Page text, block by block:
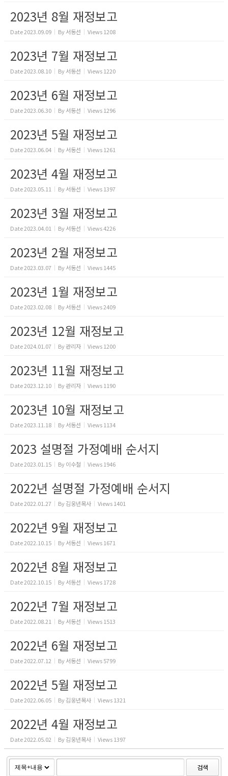
2023년 8월 재정보고
Date2023.09.09 By서동선 Views1208
2023년 7월 재정보고
Date2023.08.10 By서동선 Views1220
2023년 6월 재정보고
Date2023.06.30 By서동선 Views1296
2023년 5월 재정보고
Date2023.06.04 By서동선 Views1261
2023년 4월 재정보고
Date2023.05.11 By서동선 Views1397
2023년 3월 재정보고
Date2023.04.01 By서동선 Views4226
2023년 2월 재정보고
Date2023.03.07 By서동선 Views1445
2023년 1월 재정보고
Date2023.02.08 By서동선 Views2409
2023년 12월 재정보고
Date2024.01.07 By관리자 Views1200
2023년 11월 재정보고
Date2023.12.10 By관리자 Views1190
2023년 10월 재정보고
Date2023.11.18 By서동선 Views1134
2023 설명절 가정예배 순서지
Date2023.01.15 By이수철 Views1946
2022년 설명절 가정예배 순서지
Date2022.01.27 By김웅년목사 Views1401
2022년 9월 재정보고
Date2022.10.15 By서동선 Views1671
2022년 8월 재정보고
Date2022.10.15 By서동선 Views1728
2022년 7월 재정보고
Date2022.08.21 By서동선 Views1513
2022년 6월 재정보고
Date2022.07.12 By서동선 Views5799
2022년 5월 재정보고
Date2022.06.05 By김웅년목사 Views1321
2022년 4월 재정보고
Date2022.05.02 By김웅년목사 Views1397
검색